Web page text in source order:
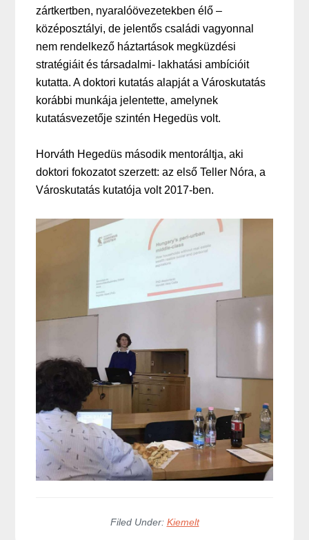
zártkertben, nyaralóövezetekben élő –
középosztályi, de jelentős családi vagyonnal
nem rendelkező háztartások megküzdési
stratégiáit és társadalmi- lakhatási ambícióit
kutatta. A doktori kutatás alapját a Városkutatás
korábbi munkája jelentette, amelynek
kutatásvezetője szintén Hegedüs volt.
Horváth Hegedüs második mentoráltja, aki
doktori fokozatot szerzett: az első Teller Nóra, a
Városkutatás kutatója volt 2017-ben.
Filed Under: Kiemelt